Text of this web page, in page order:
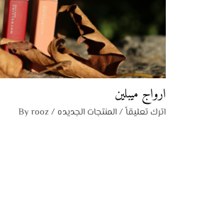
ارواج ميبلين
اترك تعليقاً/المنتجات الجديده / By
rooz